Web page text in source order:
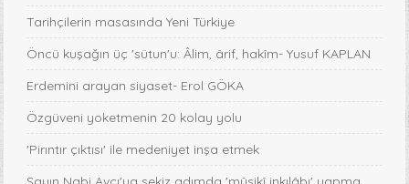
Tarihçilerin masasında Yeni Türkiye
Öncü kuşağın üç 'sütun'u: Âlim, ârif, hakîm- Yusuf KAPLAN
Erdemini arayan siyaset- Erol GÖKA
Özgüveni yoketmenin 20 kolay yolu
'Pirıntır çıktısı' ile medeniyet inşa etmek